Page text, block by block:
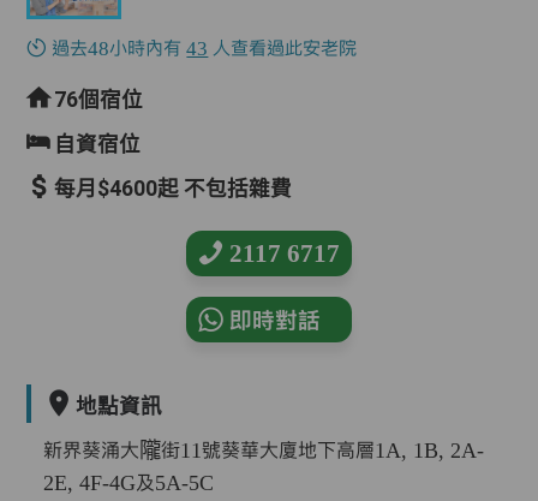
過去48小時內有43 人查看過此安老院
76個宿位
自資宿位
每月$4600起 不包括雜費
2117 6717
即時對話
地點資訊
新界葵涌大隴街11號葵華大廈地下高層1A, 1B, 2A-
2E, 4F-4G及5A-5C